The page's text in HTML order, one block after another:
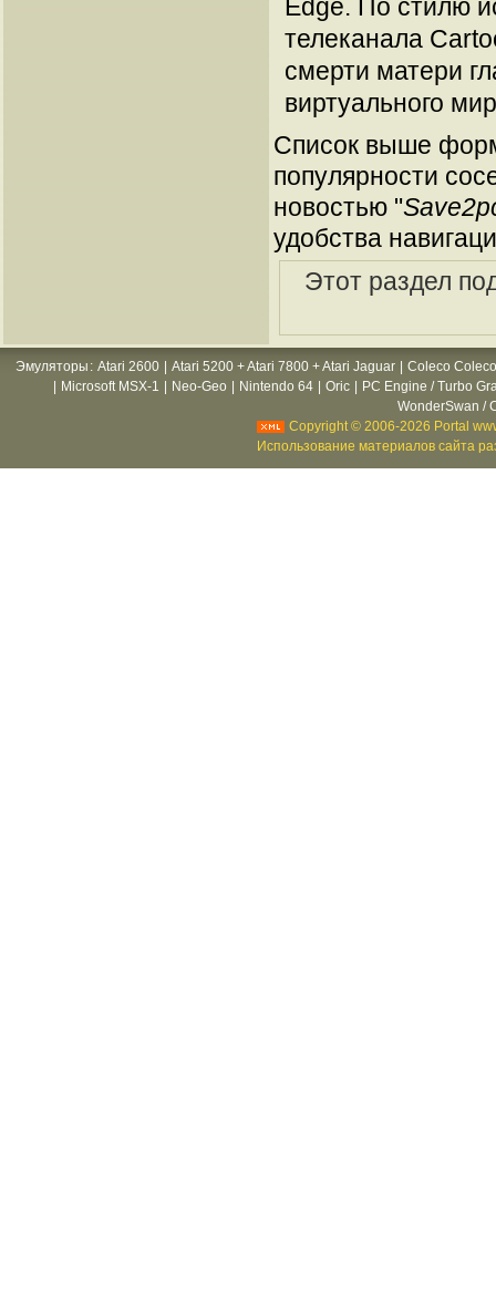
Edge. По стилю
телеканала
смерти матери
виртуального
Список выше
популярности
новостью "
удобства
Этот раздел
Эмуляторы : Atari 2600 Atari 5200 + Atari 7800 + Atari Jaguar
Coleco
Microsoft MSX-1 Neo-Geo Nintendo 64 Oric
PC Engine / Turbo
WonderSwan /
Copyright © 2006-2026 Portal
Использование материалов сайта